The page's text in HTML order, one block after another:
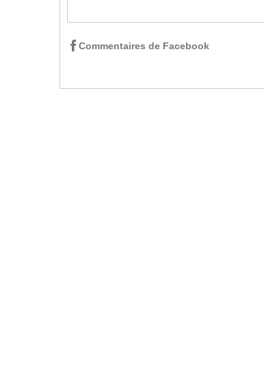
Commentaires de Facebook